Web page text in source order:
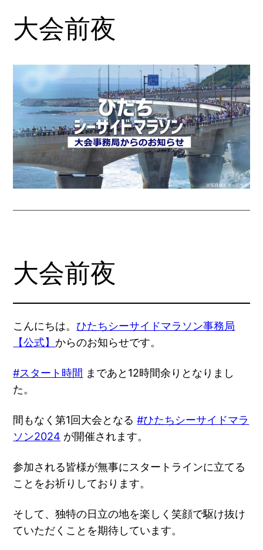
大会前夜
大会前夜
こんにちは。ひたちシーサイドマラソン事務局
【公式】からのお知らせです。
#スタート時間 まであと12時間余りとなりまし
た。
間もなく第1回大会となる#ひたちシーサイドマラ
ソン2024 が開催されます。
参加される皆様が無事にスタートラインに立てる
ことをお祈りしております。
そして、独特の日立の地を楽しく笑顔で駆け抜け
ていただくことを期待しています。